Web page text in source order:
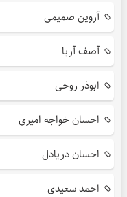
آروین صمیمی
آصف آریا
ابوذر روحی
احسان خواجه امیری
احسان دریادل
احمد سعیدی